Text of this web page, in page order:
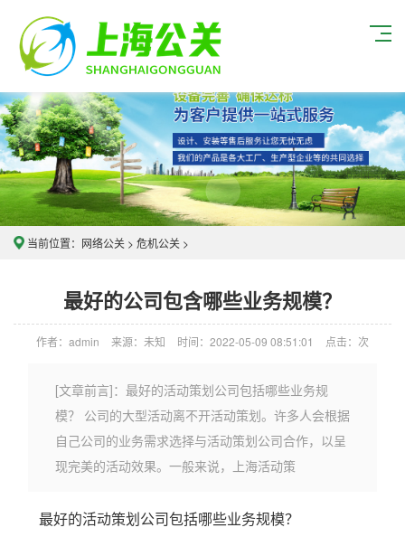
当前位置： 网络公关 > 危机公关 >
最好的公司包含哪些业务规模？
作者：admin 来源：未知 时间：2022-05-09 08:51:01 点击： 次
[文章前言]：最好的活动策划公司包括哪些业务规
模？ 公司的大型活动离不开活动策划。许多人会根据
自己公司的业务需求选择与活动策划公司合作，以呈
现完美的活动效果。一般来说，上海活动策
最好的活动策划公司包括哪些业务规模？